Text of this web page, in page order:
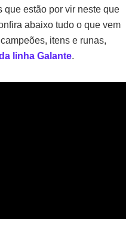
que estão por vir neste que
abaixo tudo o que vem
itens e runas,
linha Galante.